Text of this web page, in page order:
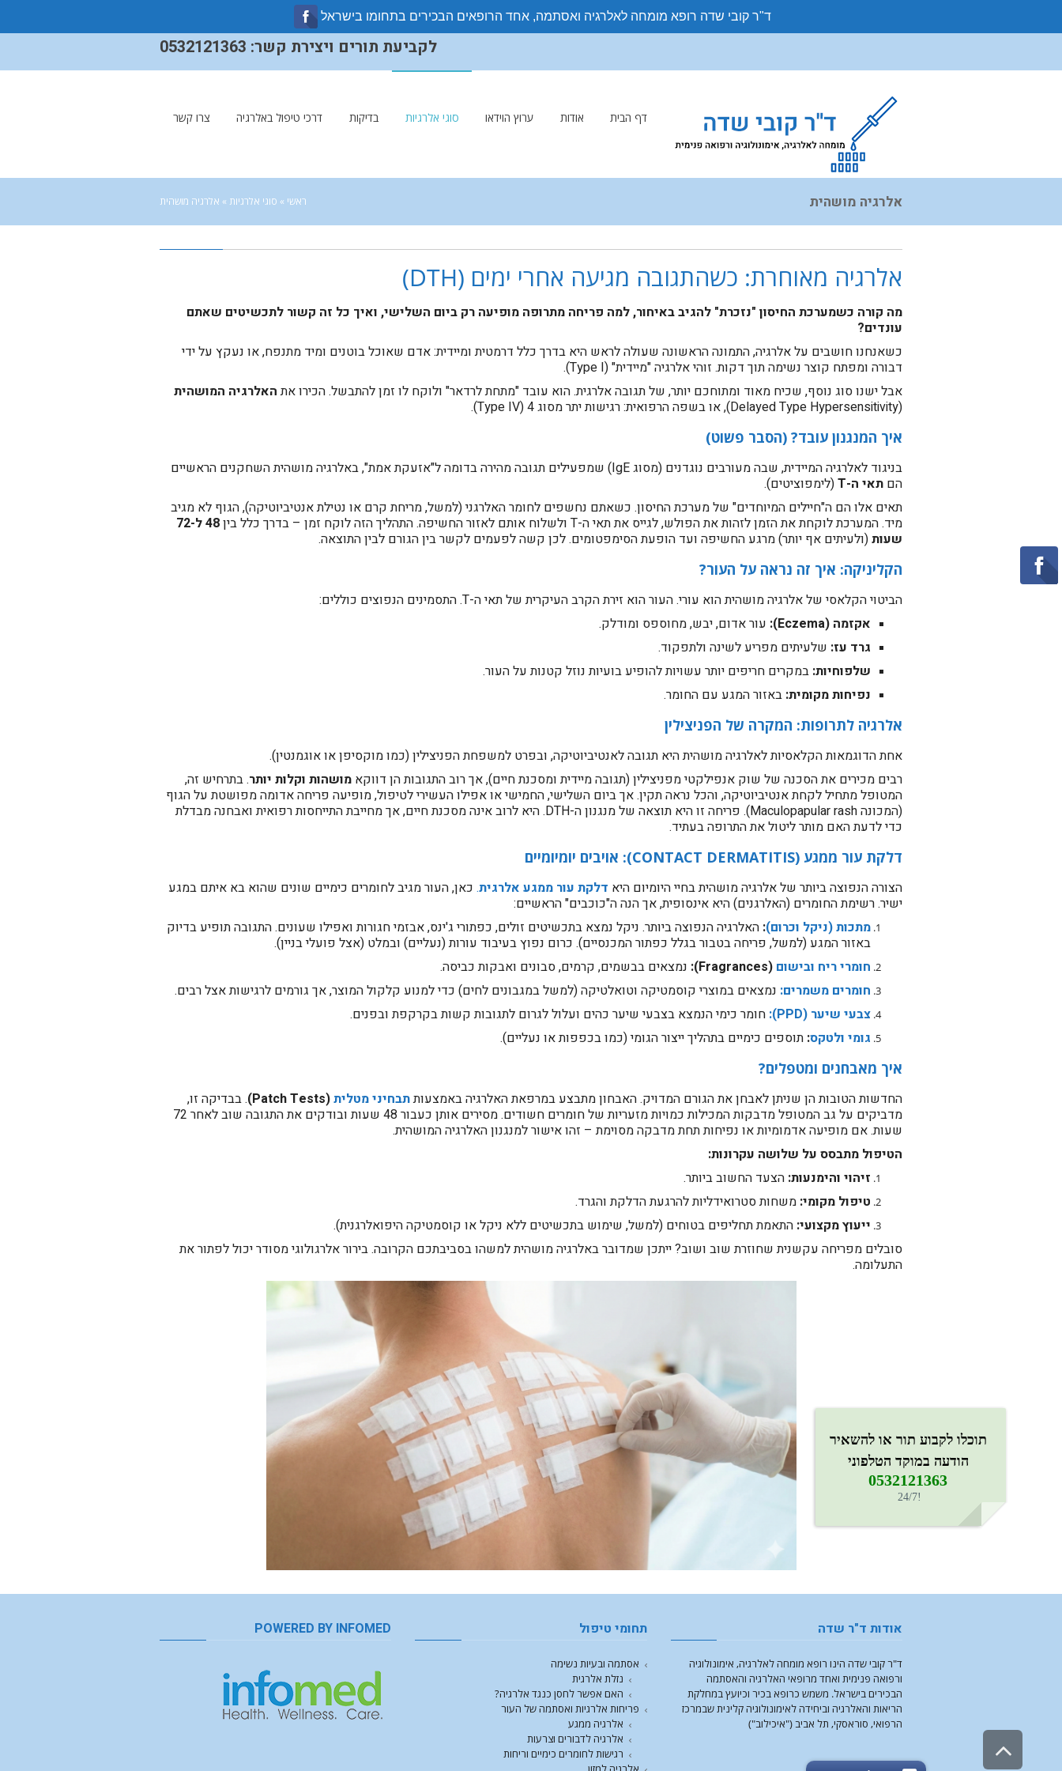
לקביעת תורים ויצירת קשר: 0532121363
דף הבית אודות ערוץ הוידאו סוגי אלרגיות בדיקות דרכי טיפול באלרגיה צרו קשר
אלרגיה מושהית ראשי » סוגי אלרגיות » אלרגיה מושהית
אלרגיה מאוחרת: כשהתגובה מגיעה אחרי ימים (DTH)
מה קורה כשמערכת החיסון "נזכרת" להגיב באיחור, למה פריחה מתרופה מופיעה רק ביום השלישי, ואיך כל זה קשור לתכשיטים שאתם
עונדים?
כשאנחנו חושבים על אלרגיה, התמונה הראשונה שעולה לראש היא בדרך כלל דרמטית ומיידית: אדם שאוכל בוטנים ומיד מתנפח, או נעקץ על ידי
דבורה ומפתח קוצר נשימה תוך דקות. זוהי אלרגיה "מיידית" (Type I).
אבל ישנו סוג נוסף, שכיח מאוד ומתוחכם יותר, של תגובה אלרגית. הוא עובד "מתחת לרדאר" ולוקח לו זמן להתבשל. הכירו אתהאלרגיה המושהית
(Delayed Type Hypersensitivity), או בשפה הרפואית: רגישות יתר מסוג 4 (Type IV).
איך המנגנון עובד? (הסבר פשוט)
בניגוד לאלרגיה המיידית, שבה מעורבים נוגדנים (מסוג IgE) שמפעילים תגובה מהירה בדומה ל"אזעקת אמת", באלרגיה מושהית השחקנים הראשיים
הם תאי ה-T
(לימפוציטים).
תאים אלו הם ה"חיילים המיוחדים" של מערכת החיסון. כשאתם נחשפים לחומר האלרגני (למשל, מריחת קרם או נטילת אנטיביוטיקה), הגוף לא מגיב
מיד. המערכת לוקחת את הזמן לזהות את הפולש, לגייס את תאי ה-T ולשלוח אותם לאזור החשיפה. התהליך הזה לוקח זמן – בדרך כלל בין
48 ל-72
שעות(ולעיתים אף יותר) מרגע החשיפה ועד הופעת הסימפטומים. לכן קשה לפעמים לקשר בין הגורם לבין התוצאה.
הקליניקה: איך זה נראה על העור?
הביטוי הקלאסי של אלרגיה מושהית הוא עורי. העור הוא זירת הקרב העיקרית של תאי ה-T. התסמינים הנפוצים כוללים:
אקזמה (Eczema):
עור אדום, יבש, מחוספס ומודלק.
גרד עז: שלעיתים מפריע לשינה ולתפקוד.
שלפוחיות: במקרים חריפים יותר עשויות להופיע בועיות נוזל קטנות על העור.
נפיחות מקומית: באזור המגע עם החומר.
אלרגיה לתרופות: המקרה של הפניצילין
אחת הדוגמאות הקלאסיות לאלרגיה מושהית היא תגובה לאנטיביוטיקה, ובפרט למשפחת הפניצילין (כמו מוקסיפן או אוגמנטין).
רבים מכירים את הסכנה של שוק אנפילקטי מפניצילין (תגובה מיידית ומסכנת חיים), אך רוב התגובות הן דווקא מושהות וקלות יותר. בתרחיש זה,
המטופל מתחיל לקחת אנטיביוטיקה, והכל נראה תקין. אך ביום השלישי, החמישי או אפילו העשירי לטיפול, מופיעה פריחה אדומה מפושטת על הגוף
(המכונה Maculopapular rash). פריחה זו היא תוצאה של מנגנון ה-DTH. היא לרוב אינה מסכנת חיים, אך מחייבת התייחסות רפואית ואבחנה מבדלת
כדי לדעת האם מותר ליטול את התרופה בעתיד.
דלקת עור ממגע (CONTACT DERMATITIS): אויבים יומיומיים
הצורה הנפוצה ביותר של אלרגיה מושהית בחיי היומיום היא דלקת עור ממגע אלרגית. כאן, העור מגיב לחומרים כימיים שונים שהוא בא איתם במגע
ישיר. רשימת החומרים (האלרגנים) היא אינסופית, אך הנה ה"כוכבים" הראשיים:
מתכות (ניקל וכרום): האלרגיה הנפוצה ביותר. ניקל נמצא בתכשיטים זולים, כפתורי ג'ינס, אבזמי חגורות ואפילו שעונים. התגובה תופיע בדיוק
באזור המגע (למשל, פריחה בטבור בגלל כפתור המכנסיים). כרום נפוץ בעיבוד עורות (נעליים) ובמלט (אצל פועלי בניין).
חומרי ריח ובישום (Fragrances):
נמצאים בבשמים, קרמים, סבונים ואבקות כביסה.
חומרים משמרים: נמצאים במוצרי קוסמטיקה וטואלטיקה (למשל במגבונים לחים) כדי למנוע קלקול המוצר, אך גורמים לרגישות אצל רבים.
צבעי שיער (PPD):
חומר כימי הנמצא בצבעי שיער כהים ועלול לגרום לתגובות קשות בקרקפת ובפנים.
גומי ולטקס: תוספים כימיים בתהליך ייצור הגומי (כמו בכפפות או נעליים).
איך מאבחנים ומטפלים?
החדשות הטובות הן שניתן לאבחן את הגורם המדויק. האבחון מתבצע במרפאת האלרגיה באמצעותתבחיני מטלית(Patch Tests)
. בבדיקה זו,
מדביקים על גב המטופל מדבקות המכילות כמויות מזעריות של חומרים חשודים. מסירים אותן כעבור 48 שעות ובודקים את התגובה שוב לאחר 72
שעות. אם מופיעה אדמומיות או נפיחות תחת מדבקה מסוימת – זהו אישור למנגנון האלרגיה המושהית.
הטיפול מתבסס על שלושה עקרונות:
זיהוי והימנעות: הצעד החשוב ביותר.
טיפול מקומי: משחות סטרואידליות להרגעת הדלקת והגרד.
ייעוץ מקצועי: התאמת תחליפים בטוחים (למשל, שימוש בתכשיטים ללא ניקל או קוסמטיקה היפואלרגנית).
סובלים מפריחה עקשנית שחוזרת שוב ושוב? ייתכן שמדובר באלרגיה מושהית למשהו בסביבתכם הקרובה. בירור אלרגולוגי מסודר יכול לפתור את
התעלומה.
אודות ד"ר שדה
ד"ר קובי שדה הינו רופא מומחה לאלרגיה, אימונולוגיה
ורפואה פנימית ואחד מרופאי האלרגיה והאסתמה
הבכירים בישראל. משמש כרופא בכיר וכיועץ במחלקת
הריאות והאלרגיה וביחידה לאימונולוגיה קלינית שבמרכז
הרפואי, סוראסקי, תל אביב ("איכילוב")
תחומי טיפול
אסתמה ובעיות נשימה
נזלת אלרגית
האם אפשר לחסן כנגד אלרגיה?
פריחות אלרגיות ואסתמה של העור
אלרגיה ממגע
אלרגיה לדבורים וצרעות
רגישות לחומרים כימיים וריחות
POWERED BY INFOMED
ד"ר קובי שדה רופא מומחה לאלרגיה ואסתמה, אחד הרופאים הבכירים בתחומו בישראל
תוכלו לקבוע תור או להשאיר
הודעה במוקד הטלפוני
0532121363​
!24/7